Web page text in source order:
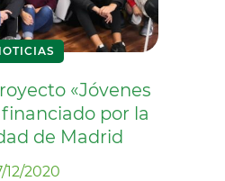
«Jóvenes
por la
de Madrid
12/2020